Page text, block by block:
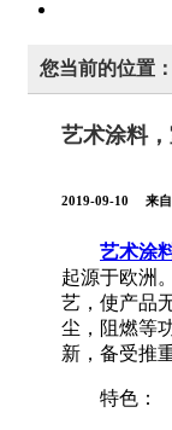
您当前的位置：
艺术涂料
2019-09-10 来
艺术涂
起源于欧洲
艺，使产品
尘，阻燃等
新，备受推重
特色：